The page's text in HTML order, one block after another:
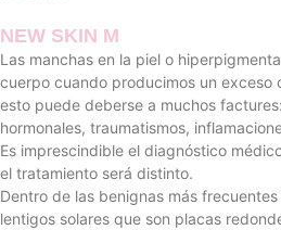
NEW SKIN M
Las manchas en la piel o
cuerpo cuando producimos un exceso
esto puede deberse a muchos
hormonales, traumatismos,
Es imprescindible el diagnóstico
el tratamiento será distinto.
Dentro de las benignas más
lentigos solares que son placas